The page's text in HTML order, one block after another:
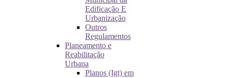
Edificação E
Urbanização
Outros
Regulamentos
Planeamento e
Reabilitação
Urbana
Planos (Igt) em